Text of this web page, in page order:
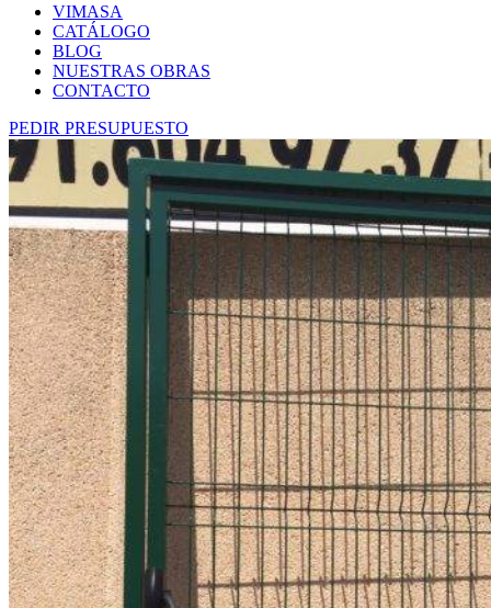
VIMASA
CATÁLOGO
BLOG
NUESTRAS OBRAS
CONTACTO
PEDIR PRESUPUESTO